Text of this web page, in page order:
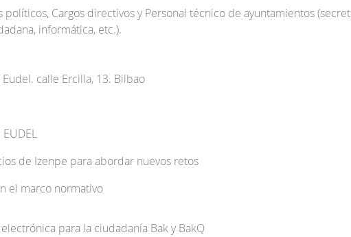
políticos, Cargos directivos y Personal técnico de ayuntamientos
informática, etc.).
calle Ercilla, 13. Bilbao
de Izenpe para abordar nuevos retos
el marco normativo
para la ciudadanía Bak y BakQ